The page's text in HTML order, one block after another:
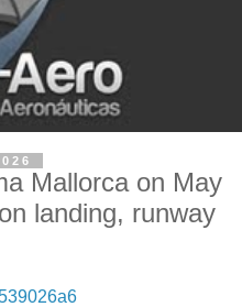
Mallorca on May
landing, runway